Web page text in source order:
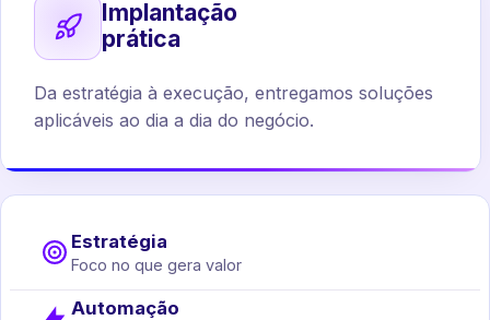
Implantação
prática
Da estratégia à execução, entregamos soluções
aplicáveis ao dia a dia do negócio.
Estratégia
Foco no que gera valor
Automação